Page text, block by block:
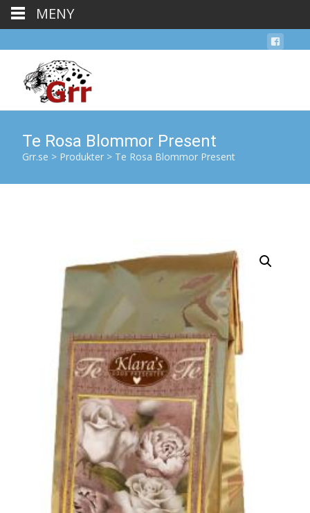
Te Rosa Blommor Present
Grr.se > Produkter > Te Rosa Blommor Present
MENY